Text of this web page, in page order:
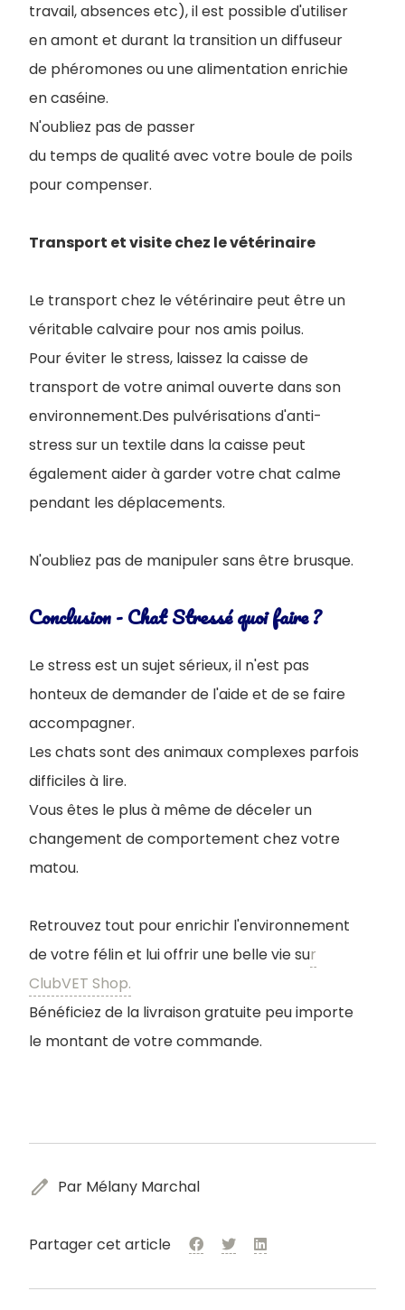
travail, absences etc), il est possible d'utiliser
en amont et durant la transition un diffuseur
de phéromones ou une alimentation enrichie
en caséine.
N'oubliez pas de passer
du temps de qualité avec votre boule de poils
pour compenser.
Transport et visite chez le vétérinaire
Le transport chez le vétérinaire peut être un
véritable calvaire pour nos amis poilus.
Pour éviter le stress, laissez la caisse de
transport de votre animal ouverte dans son
environnement.Des pulvérisations d'anti-
stress sur un textile dans la caisse peut
également aider à garder votre chat calme
pendant les déplacements.
N'oubliez pas de manipuler sans être brusque.
Conclusion - Chat Stressé quoi faire ?
Le stress est un sujet sérieux, il n'est pas
honteux de demander de l'aide et de se faire
accompagner.
Les chats sont des animaux complexes parfois
difficiles à lire.
Vous êtes le plus à même de déceler un
changement de comportement chez votre
matou.
Retrouvez tout pour enrichir l'environnement
de votre félin et lui offrir une belle vie sur
ClubVET Shop.
Bénéficiez de la livraison gratuite peu importe
le montant de votre commande.
edit Par Mélany Marchal
Partager cet article